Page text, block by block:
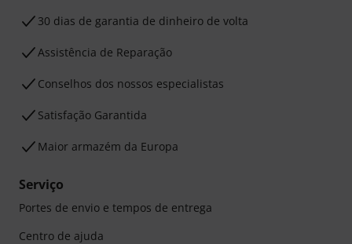
30 dias de garantia de dinheiro de volta
Assistência de Reparação
Conselhos dos nossos especialistas
Satisfação Garantida
Maior armazém da Europa
Serviço
Portes de envio e tempos de entrega
Centro de ajuda